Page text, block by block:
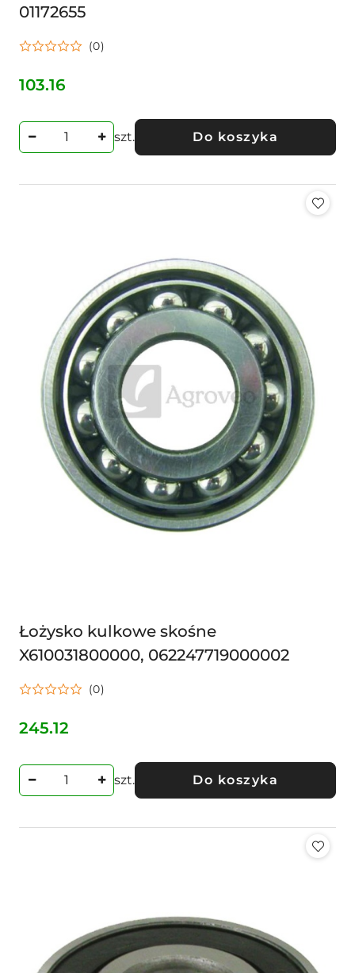
01172655
(0)
Cena:
103.16
szt. Do koszyka
Łożysko kulkowe skośne
X610031800000, 062247719000002
(0)
Cena:
245.12
szt. Do koszyka